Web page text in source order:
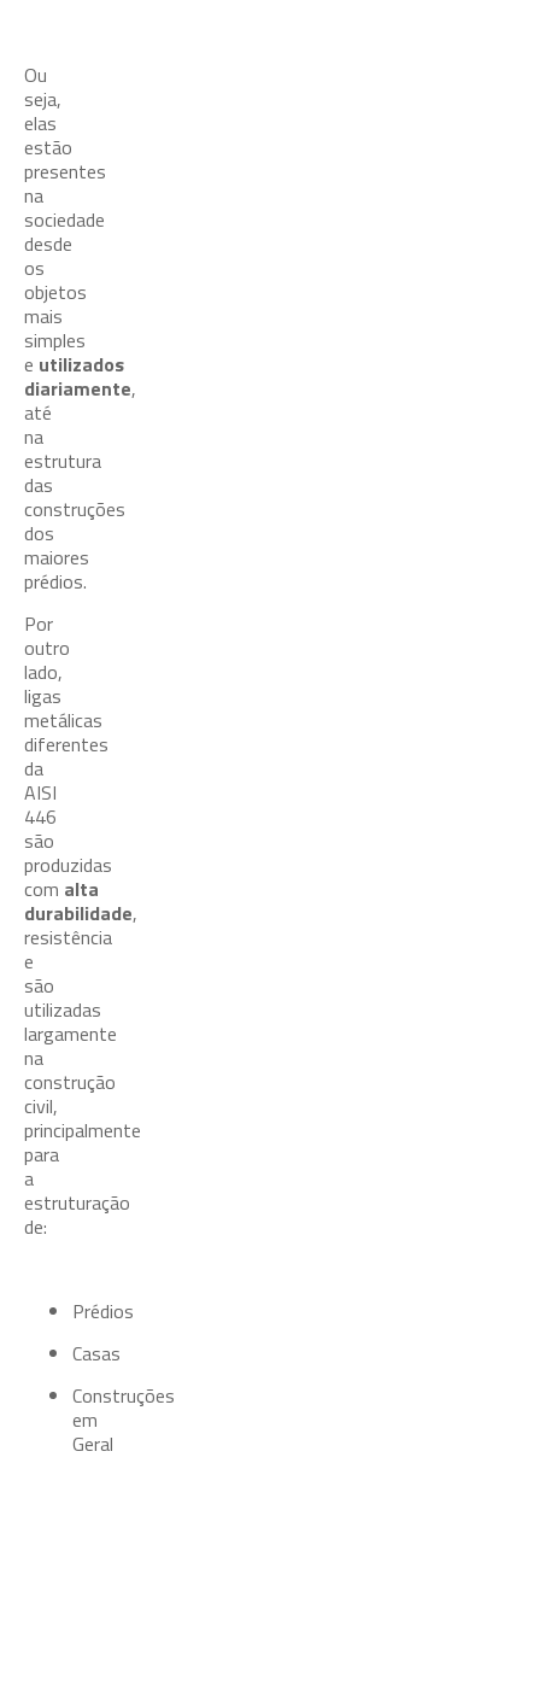
Ou
seja,
elas
estão
presentes
na
sociedade
desde
os
objetos
mais
simples
e utilizados
diariamente,
até
na
estrutura
das
construções
dos
maiores
prédios.
Por
outro
lado,
ligas
metálicas
diferentes
da
AISI
446
são
produzidas
com alta
durabilidade,
resistência
e
são
utilizadas
largamente
na
construção
civil,
principalmente
para
a
estruturação
de:
Prédios
Casas
Construções
em
Geral